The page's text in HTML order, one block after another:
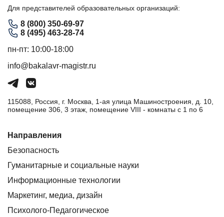
Для представителей образовательных организаций:
8 (800) 350-69-97
8 (495) 463-28-74
пн-пт: 10:00-18:00
info@bakalavr-magistr.ru
115088, Россия, г. Москва, 1-ая улица Машиностроения, д. 10,
помещение 306, 3 этаж, помещение VIII - комнаты с 1 по 6
Направления
Безопасность
Гуманитарные и социальные науки
Информационные технологии
Маркетинг, медиа, дизайн
Психолого-Педагогическое